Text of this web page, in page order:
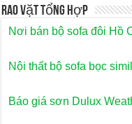
Rao Vặt Tổng Hợp
Nơi bán bộ sofa đôi Hồ
Nội thất bộ sofa bọc
Báo giá sơn Dulux